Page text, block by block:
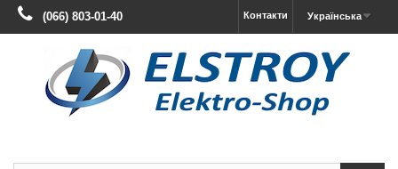
Українська
Контакти
(066) 803-01-40